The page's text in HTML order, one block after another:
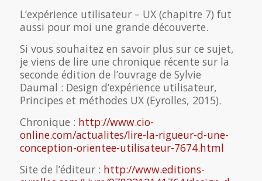
L’expérience utilisateur – UX (chapitre 7) fut
aussi pour moi une grande découverte.
Si vous souhaitez en savoir plus sur ce sujet,
je viens de lire une chronique récente sur la
seconde édition de l’ouvrage de Sylvie
Daumal : Design d’expérience utilisateur,
Principes et méthodes UX (Eyrolles, 2015).
Chronique : http://www.cio-
online.com/actualites/lire-la-rigueur-d-une-
conception-orientee-utilisateur-7674.html
Site de l’éditeur : http://www.editions-